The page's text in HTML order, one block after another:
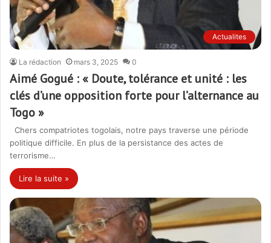
Actualites
La rédaction mars 3, 2025 0
Aimé Gogué : « Doute, tolérance et unité : les
clés d’une opposition forte pour l’alternance au
Togo »
Chers compatriotes togolais, notre pays traverse une période
politique difficile. En plus de la persistance des actes de
terrorisme…
Lire la suite »